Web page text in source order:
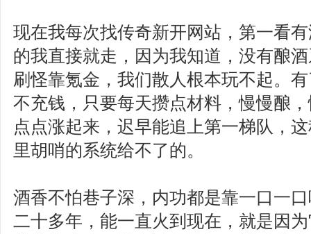
现在我每次找传奇新开网站，第一看
的我直接就走，因为我知道，没有酿
刷怪靠氪金，我们散人根本玩不起。
不充钱，只要每天攒点材料，慢慢酿
点点涨起来，迟早能追上第一梯队，
里胡哨的系统给不了的。
酒香不怕巷子深，内功都是靠一口一
二十多年，能一直火到现在，就是因